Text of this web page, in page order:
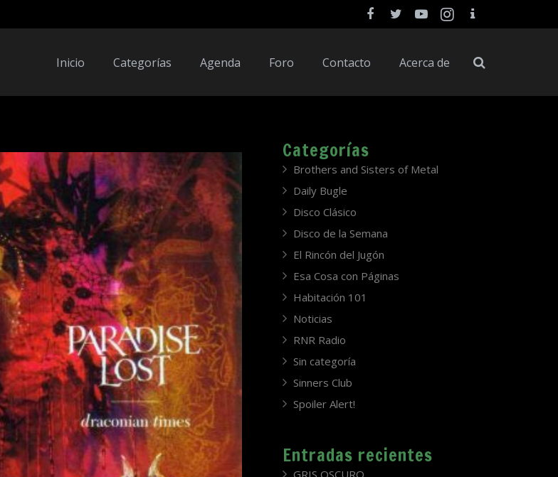
Inicio Categorías Agenda Foro Contacto Acerca de
Categorías
Brothers and Sisters of Metal
Daily Bugle
Disco Clásico
Disco de la Semana
El Rincón del Jugón
Esa Cosa con Páginas
Habitación 101
Noticias
RNR Radio
Sin categoría
Sinners Club
Spoiler Alert!
Entradas recientes
GRIS OSCURO